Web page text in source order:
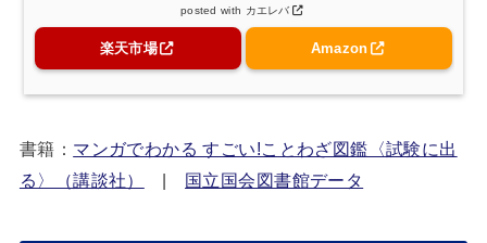
posted with カエレバ
楽天市場 Amazon
書籍： マンガでわかる すごい!ことわざ図鑑〈試験に出
る〉（講談社）
| 国立国会図書館データ